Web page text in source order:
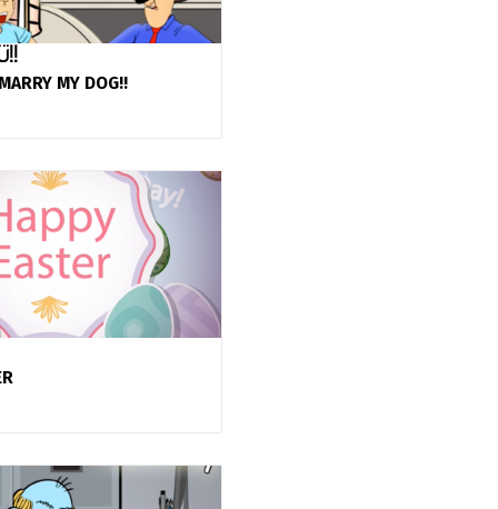
تتزوج كلبتي!!
MY DOG!!